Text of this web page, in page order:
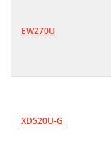
EW270U
XD520U-G